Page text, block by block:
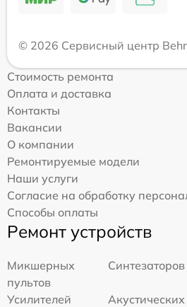
© 2026 Сервисный центр
Стоимость ремонта
Оплата и доставка
Контакты
Вакансии
О компании
Ремонтируемые модели
Наши услуги
Согласие на обработку
Способы оплаты
Ремонт устройств
Микшерных
пультов
Синтезаторов
Усилителей
Акустических